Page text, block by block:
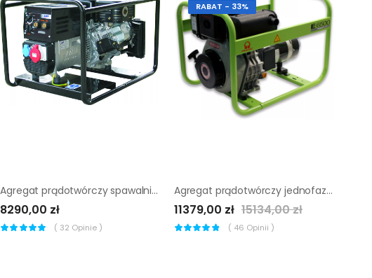
Agregat prądotwórczy spawalniczy Sumera Motor Smw-200dck-H
8290,00 zł
( 32 Opinie )
RABAT - 33%
Agregat prądotwórczy jednofazowy Pramac E6500
11379,00 zł 15134,00 zł
( 46 Opinii )